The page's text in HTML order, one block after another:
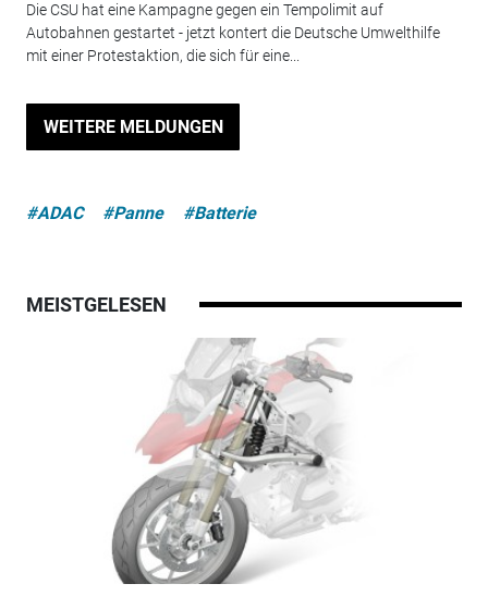
Die CSU hat eine Kampagne gegen ein Tempolimit auf
Autobahnen gestartet - jetzt kontert die Deutsche Umwelthilfe
mit einer Protestaktion, die sich für eine...
WEITERE MELDUNGEN
#ADAC #Panne #Batterie
MEISTGELESEN